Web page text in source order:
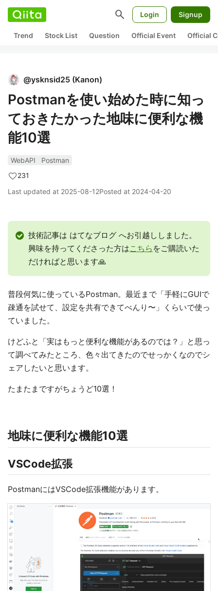
search Login Signup
Trend Stock List Question Official Event Official
@ysknsid25 (Kanon)
Postmanを使い始めた時に知っ
ておきたかった地味に便利な機
能10選
WebAPI
Postman
231
Last updated at 2025-08-12Posted at 2024-04-20
技術記事は はてなブログ へお引越ししました。
興味を持ってくださった方はこちら をご購読いた
だければと思います🙏
普段何気に使っているPostman。最近まで「手軽にGUIで
疎通を試せて、設定を共有できてべんり〜」くらいで使っ
ていました。
けどふと「実はもっと便利な機能があるのでは？」と思っ
て調べてみたところ、色々出てきたのでせっかくなのでシ
ェアしたいと思います。
たまたまですがちょうど10選！
地味に便利な機能10選
VSCode拡張
PostmanにはVSCode拡張機能があります。